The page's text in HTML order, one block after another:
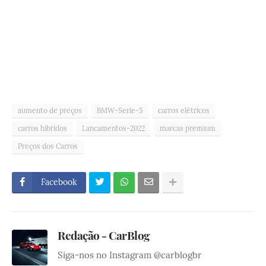
aumento de preços BMW-Serie-5
carros elétricos
carros híbridos
Lancamentos-2022
marcas premium
Preços dos Carros
Facebook
Redação - CarBlog
Siga-nos no Instagram @carblogbr